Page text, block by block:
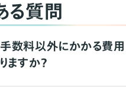
る質問
手数料以外にかかる費
りますか？